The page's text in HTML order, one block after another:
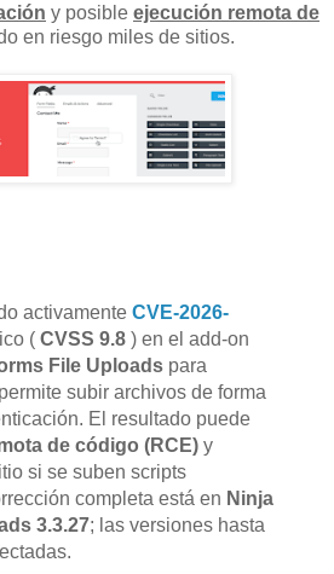
y posible ejecución remota de
en riesgo miles de sitios.
activamente CVE-2026-
( CVSS 9.8) en el add-on
File Uploadspara
subir archivos de forma
El resultado puede
de código (RCE)y
si se suben scripts
completa está en Ninja
3.3.27; las versiones hasta